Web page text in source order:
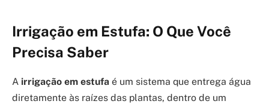
Irrigação em Estufa: O Que Você
Precisa Saber
A irrigação em estufa é um sistema que entrega água
diretamente às raízes das plantas, dentro de um